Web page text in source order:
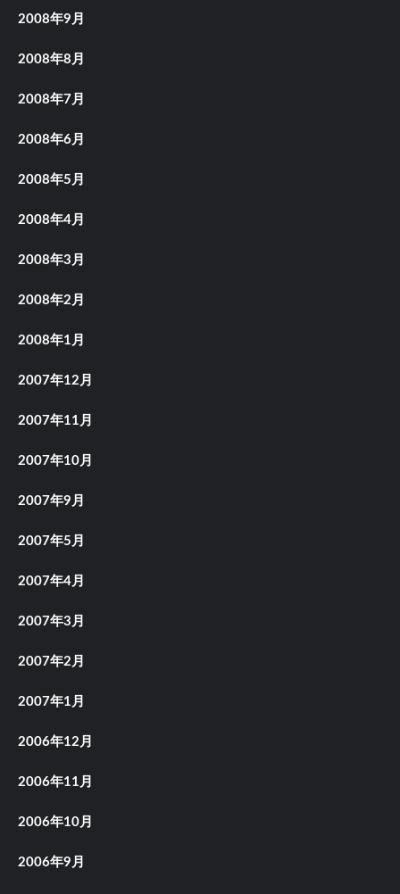
2008年9月
2008年8月
2008年7月
2008年6月
2008年5月
2008年4月
2008年3月
2008年2月
2008年1月
2007年12月
2007年11月
2007年10月
2007年9月
2007年5月
2007年4月
2007年3月
2007年2月
2007年1月
2006年12月
2006年11月
2006年10月
2006年9月